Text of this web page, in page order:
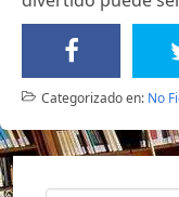
Categorizado en: No